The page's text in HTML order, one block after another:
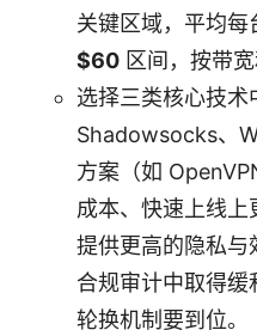
关键区域，平均每
$60 区间，按带
选择三类核心技术
Shadowsocks、
方案（如
成本、快速上线
提供更高的隐私与
合规审计中取得缓
轮换机制要到位。